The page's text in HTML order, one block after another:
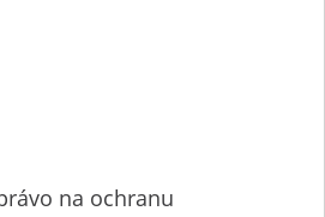
na ochranu